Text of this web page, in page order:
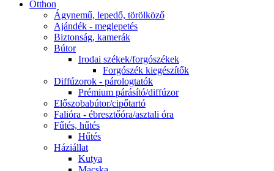
Otthon
Ágynemű, lepedő, törölköző
Ajándék - meglepetés
Biztonság, kamerák
Bútor
Irodai székek/forgószékek
Forgószék kiegészítők
Diffúzorok - párologtatók
Prémium párásító/diffúzor
Előszobabútor/cipőtartó
Falióra - ébresztőóra/asztali óra
Fűtés, hűtés
Hűtés
Háziállat
Kutya